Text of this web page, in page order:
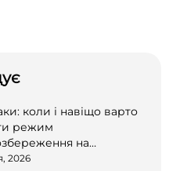
коли і навіщо варто
режим
на
2026